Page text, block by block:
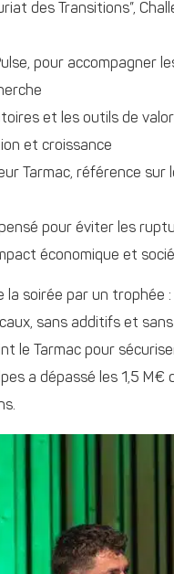
des Transitions”,
pour accompagner
et les outils de
et croissance
Tarmac, référence
pour éviter les
économique et
la soirée par un
sans additifs et
le Tarmac pour
a dépassé les 1,5